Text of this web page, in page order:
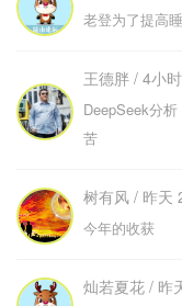
老登为了提高
王德胖 / 4小
DeepSeek分
苦
树有风 / 昨天
今年的收获
灿若夏花 / 昨